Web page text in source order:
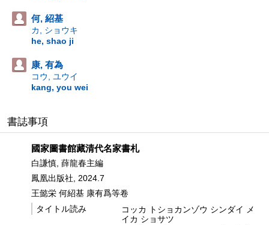
何, 紹基
カ, ショウキ
he, shao ji
康, 有為
コウ, ユウイ
kang, you wei
書誌事項
國家圖書館藏清代名家書札
白謙慎, 薛龍春主編
鳳凰出版社, 2024.7
王懿栄 何紹基 康有爲等卷
タイトル読み
コッカ トショカンゾウ シンダイ メ
イカ ショサツ